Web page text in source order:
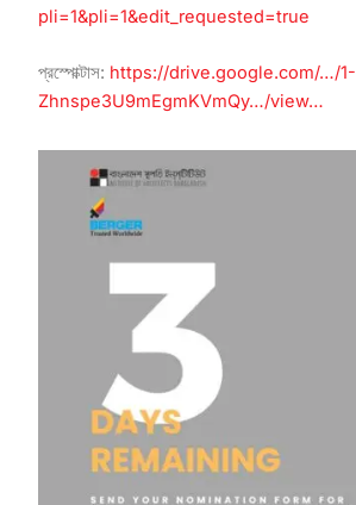
pli=1&pli=1&edit_requested=true
প্রস্পোক্টাস: https://drive.google.com/…/1-
Zhnspe3U9mEgmKVmQy…/view…